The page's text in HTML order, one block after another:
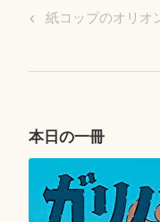
投
ー
シ
ン
Previous
紙コップのオリオ
本日の一冊